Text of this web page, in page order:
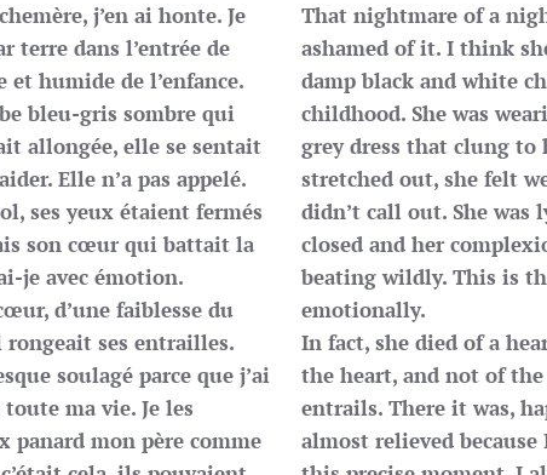
j’en ai honte. Je
terre dans l’entrée de
humide de l’enfance.
bleu-gris sombre qui
allongée, elle se sentait
Elle n’a pas appelé.
ses yeux étaient fermés
son cœur qui battait la
je avec émotion.
d’une faiblesse du
ses entrailles.
soulagé parce que j’ai
ma vie. Je les
panard mon père comme
That nightmare of a
ashamed of it. I think
damp black and white
childhood. She was
grey dress that clung to
stretched out, she felt
didn’t call out. She was
closed and her
beating wildly. This is
emotionally.
In fact, she died of a
the heart, and not of
entrails. There it was,
almost relieved